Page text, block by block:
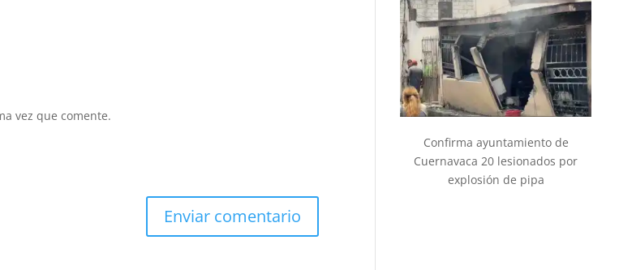
vez que comente.
Confirma ayuntamiento de
Cuernavaca 20 lesionados por
explosión de pipa